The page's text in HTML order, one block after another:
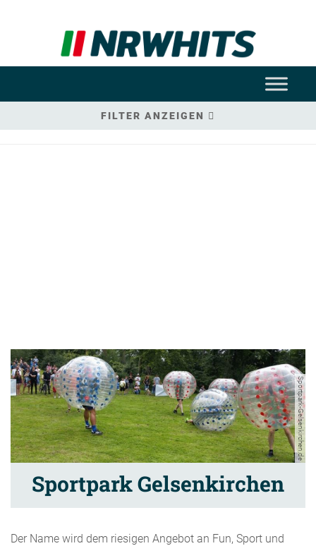
FILTER ANZEIGEN
Sportpark-Gelsenkirchen.de
Sportpark Gelsenkirchen
Der Name wird dem riesigen Angebot an Fun, Sport und